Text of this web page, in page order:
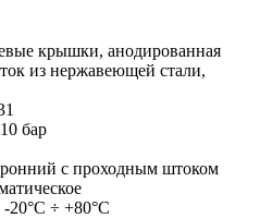
крышки, анодированная
из нержавеющей стали,
бар
с проходным штоком
-20°C ÷ +80°C